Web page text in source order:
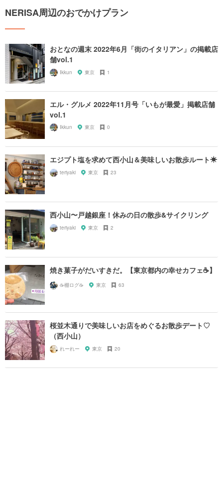
NERISA周辺のおでかけプラン
おとなの週末 2022年6月「街のイタリアン」の掲載店
舗vol.1
Ikkun 東京 1
エル・グルメ 2022年11月号「いもが最愛」掲載店舗
vol.1
Ikkun 東京 0
エジプト塩を求めて西小山＆美味しいお散歩ルート☀︎
teriyaki 東京 23
西小山〜戸越銀座！休みの日の散歩&サイクリング
teriyaki 東京 2
焼き菓子がだいすきだ。【東京都内の幸せカフェ☕️】
☕️棚ログ☕️ 東京 63
桜並木通りで美味しいお店をめぐるお散歩デート♡
（西小山）
れーれー 東京 20